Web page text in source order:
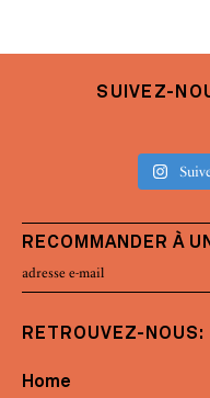
SUIVEZ-
RECOMMANDER À
RETROUVEZ-NOUS:
Home